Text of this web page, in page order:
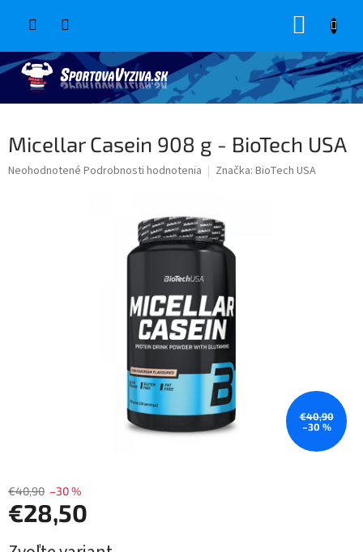
Micellar Casein 908 g - BioTech USA
Priemerné
Neohodnotené Podrobnosti hodnotenia Značka: BioTech USA
€40,90
–30 %
€40,90 –30 %
€28,50